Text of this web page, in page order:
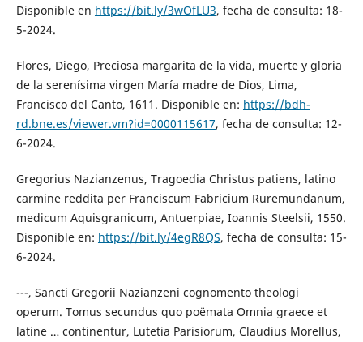
Disponible en https://bit.ly/3wOfLU3, fecha de consulta: 18-
5-2024.
Flores, Diego, Preciosa margarita de la vida, muerte y gloria
de la serenísima virgen María madre de Dios, Lima,
Francisco del Canto, 1611. Disponible en: https://bdh-
rd.bne.es/viewer.vm?id=0000115617, fecha de consulta: 12-
6-2024.
Gregorius Nazianzenus, Tragoedia Christus patiens, latino
carmine reddita per Franciscum Fabricium Ruremundanum,
medicum Aquisgranicum, Antuerpiae, Ioannis Steelsii, 1550.
Disponible en: https://bit.ly/4egR8QS, fecha de consulta: 15-
6-2024.
---, Sancti Gregorii Nazianzeni cognomento theologi
operum. Tomus secundus quo poëmata Omnia graece et
latine … continentur, Lutetia Parisiorum, Claudius Morellus,